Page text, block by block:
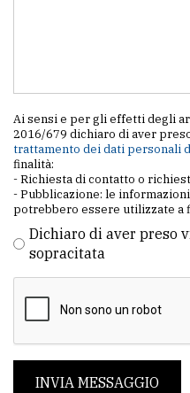
Ai sensi e per gli effetti degli
2016/679 dichiaro di aver
trattamento dei dati personali
finalità:
- Richiesta di contatto o
- Pubblicazione: le
potrebbero essere utilizzate a
Dichiaro di aver preso
sopracitata
INVIA MESSAGGIO